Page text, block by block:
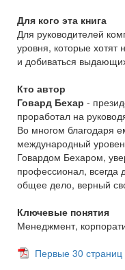
Для кого эта книга
Для руководителей
уровня, которые хотят
и добиваться
Кто автор
Говард Бехар -
проработал на
Во многом благодаря
международный
Говардом Бехаром,
профессионал,
общее дело, верный
Ключевые понятия
Менеджмент,
Первые 30 страниц